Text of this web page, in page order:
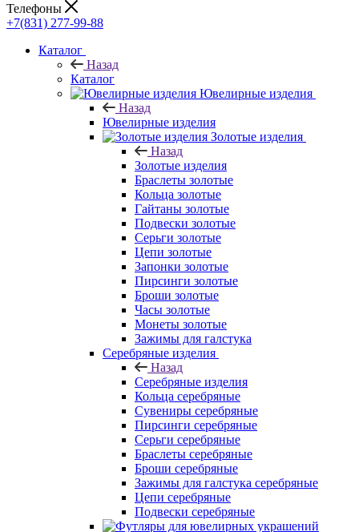
Телефоны
+7(831) 277-99-88
Каталог
Назад
Каталог
Ювелирные изделия
Назад
Ювелирные изделия
Золотые изделия
Назад
Золотые изделия
Браслеты золотые
Кольца золотые
Гайтаны золотые
Подвески золотые
Серьги золотые
Цепи золотые
Запонки золотые
Пирсинги золотые
Броши золотые
Часы золотые
Монеты золотые
Зажимы для галстука
Серебряные изделия
Назад
Серебряные изделия
Кольца серебряные
Сувениры серебряные
Пирсинги серебряные
Серьги серебряные
Браслеты серебряные
Броши серебряные
Зажимы для галстука серебряные
Цепи серебряные
Подвески серебряные